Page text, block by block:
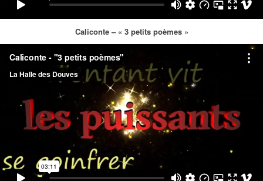
Caliconte – « 3 petits poèmes »